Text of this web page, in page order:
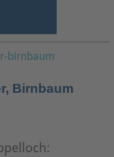
Birnbaum